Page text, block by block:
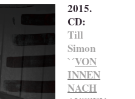
2015.
CD:
Till
Simon
`´VON
INNEN
NACH